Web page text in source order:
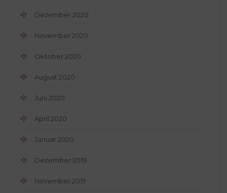
Dezember 2020
November 2020
Oktober 2020
August 2020
Juni 2020
April 2020
Januar 2020
Dezember 2019
November 2019